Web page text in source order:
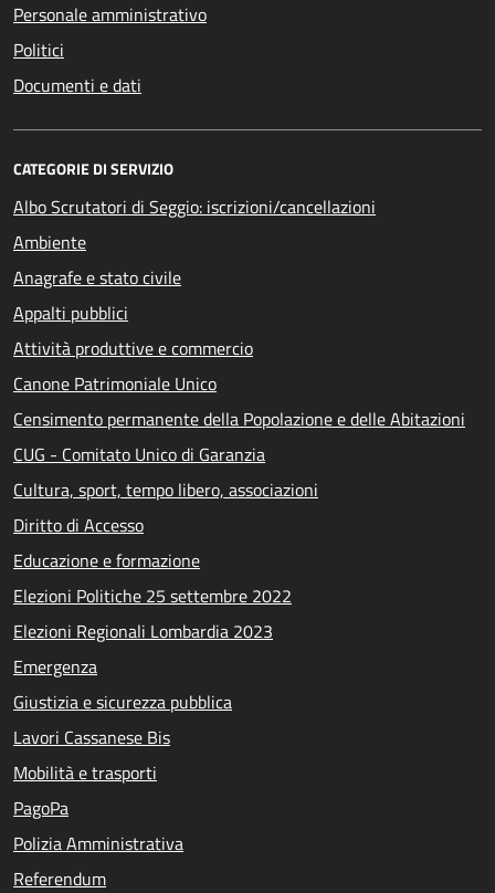
Personale amministrativo
Politici
Documenti e dati
CATEGORIE DI SERVIZIO
Albo Scrutatori di Seggio: iscrizioni/cancellazioni
Ambiente
Anagrafe e stato civile
Appalti pubblici
Attività produttive e commercio
Canone Patrimoniale Unico
Censimento permanente della Popolazione e delle Abitazioni
CUG - Comitato Unico di Garanzia
Cultura, sport, tempo libero, associazioni
Diritto di Accesso
Educazione e formazione
Elezioni Politiche 25 settembre 2022
Elezioni Regionali Lombardia 2023
Emergenza
Giustizia e sicurezza pubblica
Lavori Cassanese Bis
Mobilità e trasporti
PagoPa
Polizia Amministrativa
Referendum